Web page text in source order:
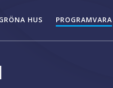
HUS PROGRAMVARA